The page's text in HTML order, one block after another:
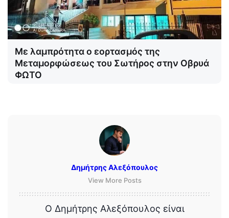
Με λαμπρότητα ο εορτασμός της
Μεταμορφώσεως του Σωτήρος στην Οβρυά
ΦΩΤΟ
Δημήτρης Αλεξόπουλος
View More Posts
Ο Δημήτρης Αλεξόπουλος είναι